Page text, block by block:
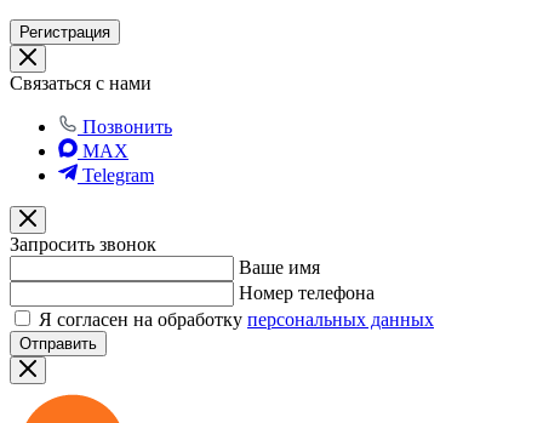
Регистрация
Связаться с нами
Позвонить
MAX
Telegram
Запросить звонок
Ваше имя
Номер телефона
Я согласен на обработку персональных данных
Отправить